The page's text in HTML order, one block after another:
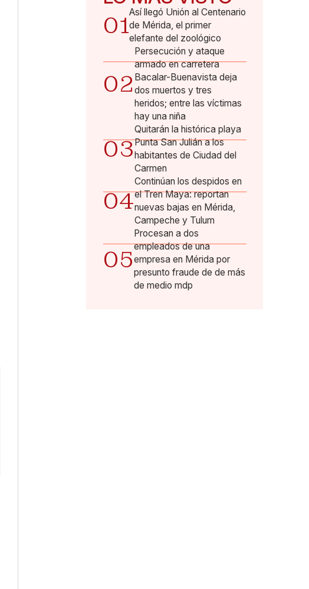
01Así llegó Unión al Centenario
de Mérida, el primer
elefante del zoológico
02
Persecución y ataque
armado en carretera
Bacalar-Buenavista deja
dos muertos y tres
heridos; entre las víctimas
hay una niña
03
Quitarán la histórica playa
Punta San Julián a los
habitantes de Ciudad del
Carmen
04
Continúan los despidos en
el Tren Maya: reportan
nuevas bajas en Mérida,
Campeche y Tulum
05
Procesan a dos
empleados de una
empresa en Mérida por
presunto fraude de de más
de medio mdp